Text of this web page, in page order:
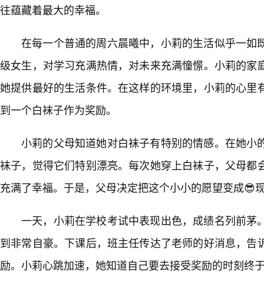
往蕴藏着最大的幸福。
在每一个普通的周六晨曦中，小莉的生活似乎一如
级女生，对学习充满热情，对未来充满憧憬。小莉的家
她提供最好的生活条件。在这样的环境里，小莉的心里
到一个白袜子作为奖励。
小莉的父母知道她对白袜子有特别的情感。在她小
袜子，觉得它们特别漂亮。每次她穿上白袜子，父母都
充满了幸福。于是，父母决定把这个小小的愿望变成😎
一天，小莉在学校考试中表现出色，成绩名列前茅
到非常自豪。下课后，班主任传达了老师的好消息，告
励。小莉心跳加速，她知道自己要去接受奖励的时刻终